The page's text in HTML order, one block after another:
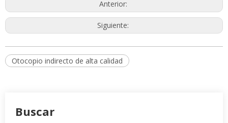
Anterior:
Siguiente:
Otocopio indirecto de alta calidad
Buscar